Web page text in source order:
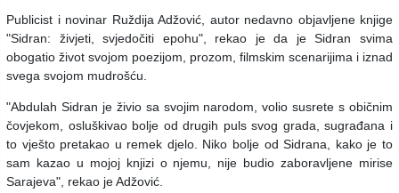
Publicist i novinar Ruždija Adžović, autor nedavno objavljene knjige
"Sidran: živjeti, svjedočiti epohu", rekao je da je Sidran svima
obogatio život svojom poezijom, prozom, filmskim scenarijima i iznad
svega svojom mudrošću.
"Abdulah Sidran je živio sa svojim narodom, volio susrete s običnim
čovjekom, osluškivao bolje od drugih puls svog grada, sugrađana i
to vješto pretakao u remek djelo. Niko bolje od Sidrana, kako je to
sam kazao u mojoj knjizi o njemu, nije budio zaboravljene mirise
Sarajeva", rekao je Adžović.